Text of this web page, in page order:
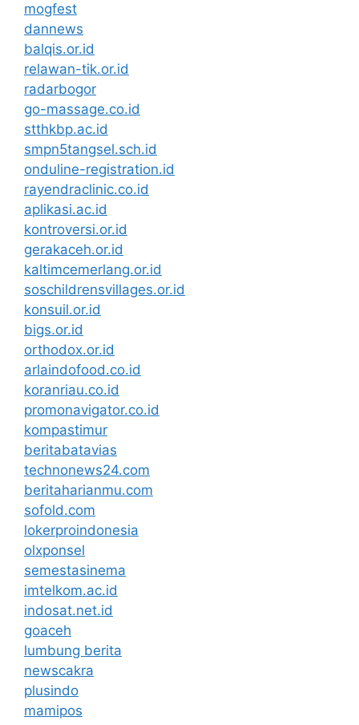
mogfest
dannews
balqis.or.id
relawan-tik.or.id
radarbogor
go-massage.co.id
stthkbp.ac.id
smpn5tangsel.sch.id
onduline-registration.id
rayendraclinic.co.id
aplikasi.ac.id
kontroversi.or.id
gerakaceh.or.id
kaltimcemerlang.or.id
soschildrensvillages.or.id
konsuil.or.id
bigs.or.id
orthodox.or.id
arlaindofood.co.id
koranriau.co.id
promonavigator.co.id
kompastimur
beritabatavias
technonews24.com
beritaharianmu.com
sofold.com
lokerproindonesia
olxponsel
semestasinema
imtelkom.ac.id
indosat.net.id
goaceh
lumbung berita
newscakra
plusindo
mamipos